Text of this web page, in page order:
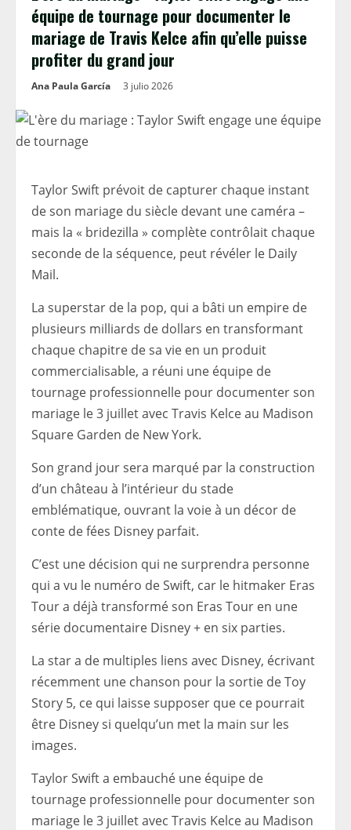
équipe de tournage pour documenter le
mariage de Travis Kelce afin qu’elle puisse
profiter du grand jour
Ana Paula García 3 julio 2026
Taylor Swift prévoit de capturer chaque instant
de son mariage du siècle devant une caméra –
mais la « bridezilla » complète contrôlait chaque
seconde de la séquence, peut révéler le Daily
Mail.
La superstar de la pop, qui a bâti un empire de
plusieurs milliards de dollars en transformant
chaque chapitre de sa vie en un produit
commercialisable, a réuni une équipe de
tournage professionnelle pour documenter son
mariage le 3 juillet avec Travis Kelce au Madison
Square Garden de New York.
Son grand jour sera marqué par la construction
d’un château à l’intérieur du stade
emblématique, ouvrant la voie à un décor de
conte de fées Disney parfait.
C’est une décision qui ne surprendra personne
qui a vu le numéro de Swift, car le hitmaker Eras
Tour a déjà transformé son Eras Tour en une
série documentaire Disney + en six parties.
La star a de multiples liens avec Disney, écrivant
récemment une chanson pour la sortie de Toy
Story 5, ce qui laisse supposer que ce pourrait
être Disney si quelqu’un met la main sur les
images.
Taylor Swift a embauché une équipe de
tournage professionnelle pour documenter son
mariage le 3 juillet avec Travis Kelce au Madison